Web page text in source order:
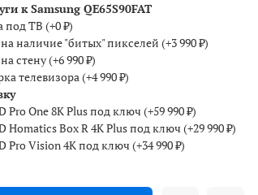
к Samsung QE65S90FAT
под ТВ (+0 ₽)
наличие "битых" пикселей (+3 990 ₽)
стену(+6 990 ₽)
телевизора(+4 990 ₽)
Pro One 8K Plus под ключ (+59 990 ₽)
Homatics Box R 4K Plus под ключ (+29 990 ₽)
Pro Vision 4K под ключ (+34 990 ₽)